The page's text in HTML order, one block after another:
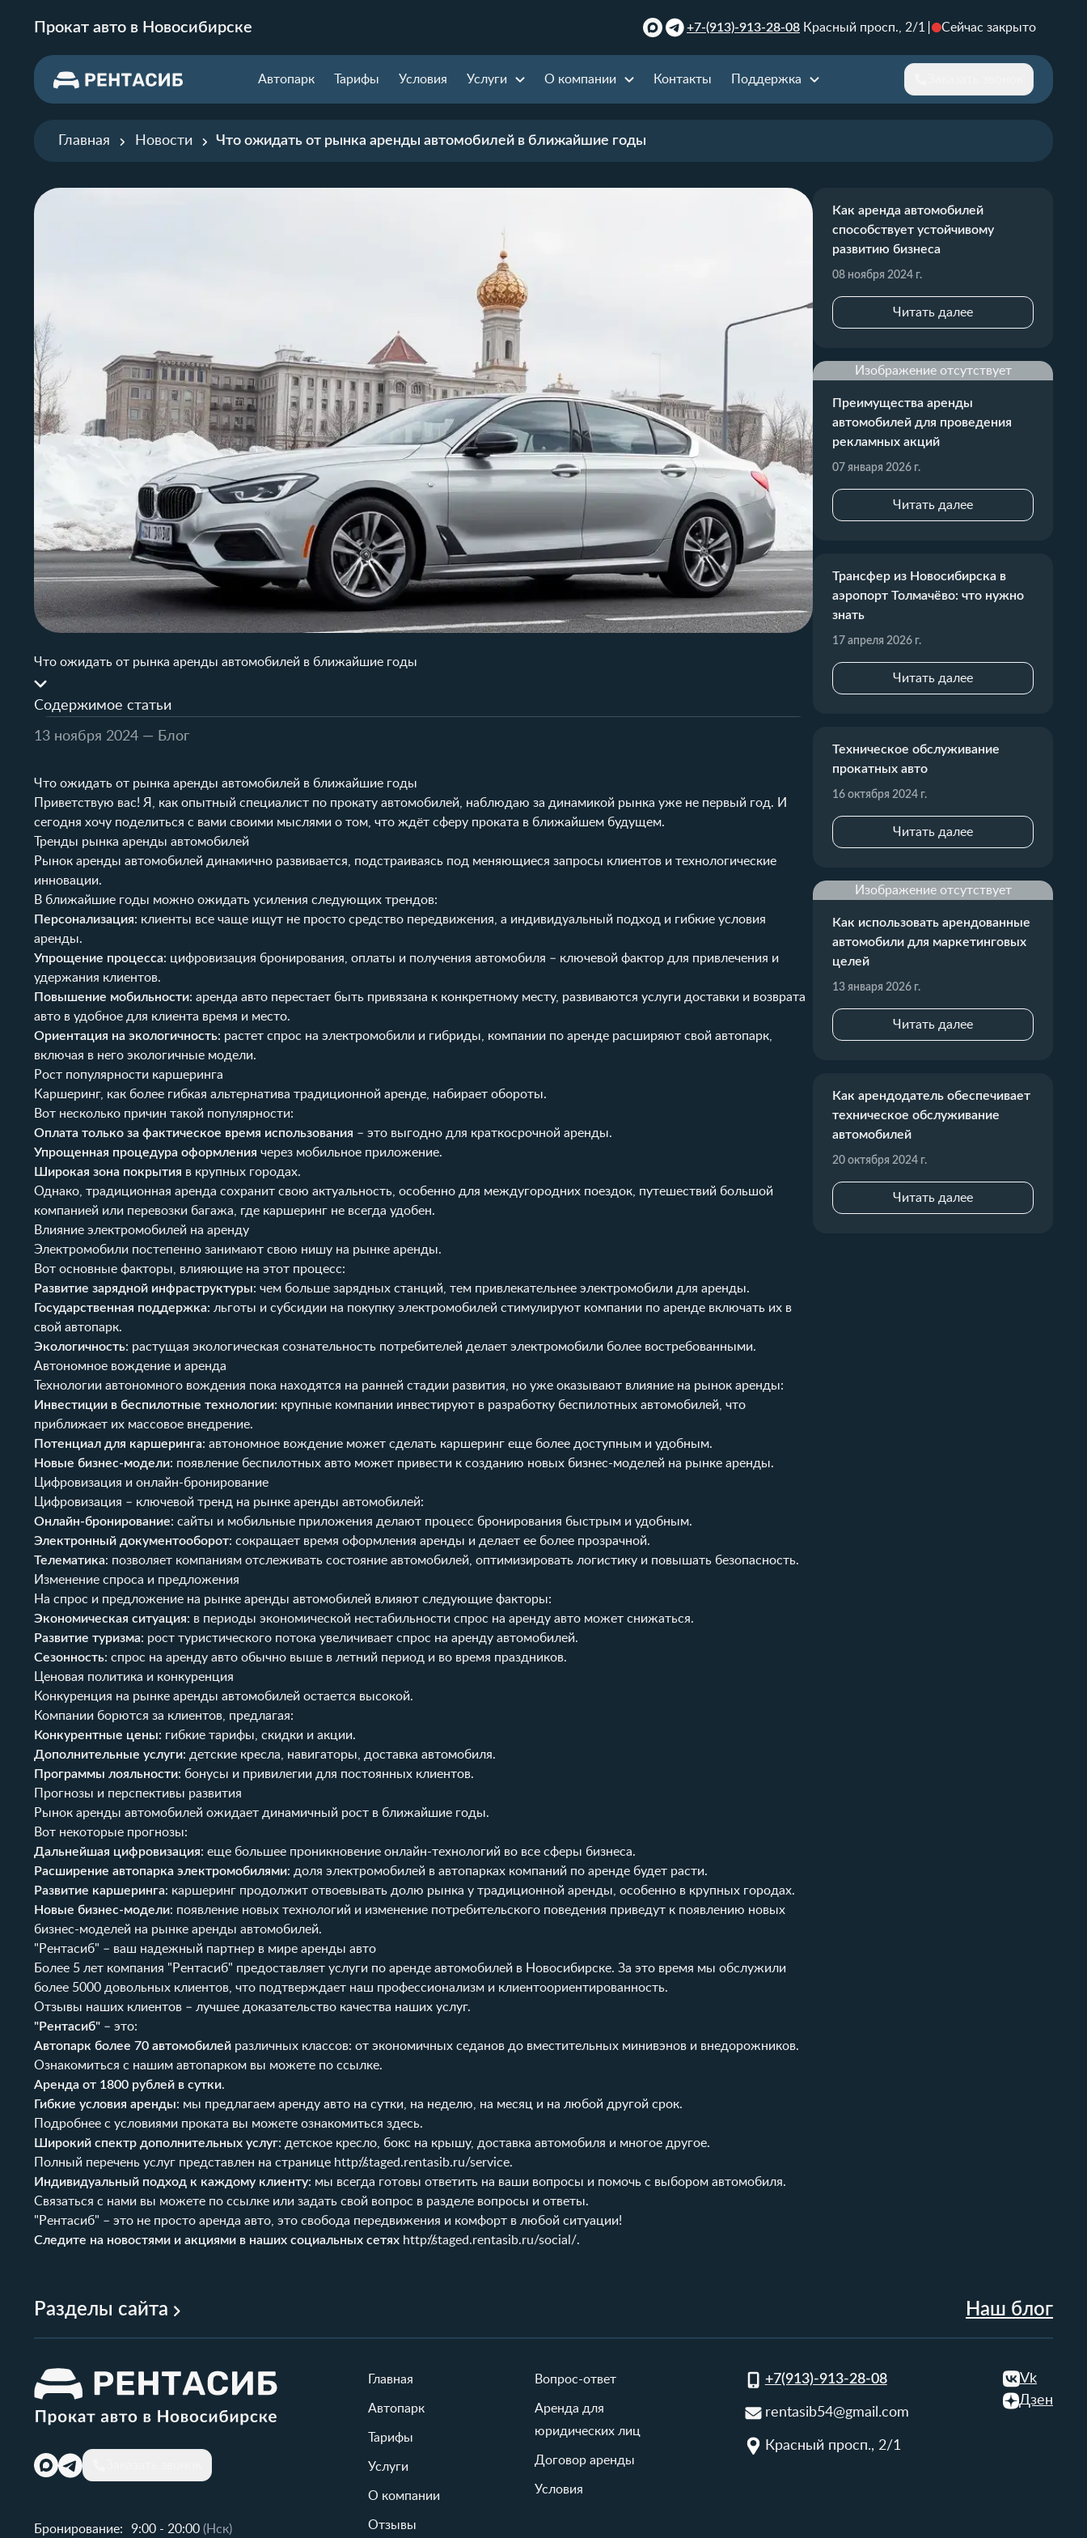
Прокат авто в Новосибирске +7-(913)-913-28-08 Красный просп., 2/1 Сейчас закрыто
Автопарк Тарифы Условия Услуги О компании Контакты Поддержка
Главная Новости Что ожидать от рынка аренды автомобилей в ближайшие годы
Что ожидать от рынка аренды автомобилей в ближайшие годы
Содержимое статьи
13 ноября 2024 — Блог
Что ожидать от рынка аренды автомобилей в ближайшие годы
Приветствую вас! Я, как опытный специалист по прокату автомобилей, наблюдаю за динамикой рынка уже не первый год. И
сегодня хочу поделиться с вами своими мыслями о том, что ждёт сферу проката в ближайшем будущем.
Тренды рынка аренды автомобилей
Рынок аренды автомобилей динамично развивается, подстраиваясь под меняющиеся запросы клиентов и технологические
инновации.
В ближайшие годы можно ожидать усиления следующих трендов:
Персонализация: клиенты все чаще ищут не просто средство передвижения, а индивидуальный подход и гибкие условия
аренды.
Упрощение процесса: цифровизация бронирования, оплаты и получения автомобиля – ключевой фактор для привлечения и
удержания клиентов.
Повышение мобильности: аренда авто перестает быть привязана к конкретному месту, развиваются услуги доставки и возврата
авто в удобное для клиента время и место.
Ориентация на экологичность: растет спрос на электромобили и гибриды, компании по аренде расширяют свой автопарк,
включая в него экологичные модели.
Рост популярности каршеринга
Каршеринг, как более гибкая альтернатива традиционной аренде, набирает обороты.
Вот несколько причин такой популярности:
Оплата только за фактическое время использования – это выгодно для краткосрочной аренды.
Упрощенная процедура оформления через мобильное приложение.
Широкая зона покрытия в крупных городах.
Однако, традиционная аренда сохранит свою актуальность, особенно для междугородних поездок, путешествий большой
компанией или перевозки багажа, где каршеринг не всегда удобен.
Влияние электромобилей на аренду
Электромобили постепенно занимают свою нишу на рынке аренды.
Вот основные факторы, влияющие на этот процесс:
Развитие зарядной инфраструктуры: чем больше зарядных станций, тем привлекательнее электромобили для аренды.
Государственная поддержка: льготы и субсидии на покупку электромобилей стимулируют компании по аренде включать их в
свой автопарк.
Экологичность: растущая экологическая сознательность потребителей делает электромобили более востребованными.
Автономное вождение и аренда
Технологии автономного вождения пока находятся на ранней стадии развития, но уже оказывают влияние на рынок аренды:
Инвестиции в беспилотные технологии: крупные компании инвестируют в разработку беспилотных автомобилей, что
приближает их массовое внедрение.
Потенциал для каршеринга: автономное вождение может сделать каршеринг еще более доступным и удобным.
Новые бизнес-модели: появление беспилотных авто может привести к созданию новых бизнес-моделей на рынке аренды.
Цифровизация и онлайн-бронирование
Цифровизация – ключевой тренд на рынке аренды автомобилей:
Онлайн-бронирование: сайты и мобильные приложения делают процесс бронирования быстрым и удобным.
Электронный документооборот: сокращает время оформления аренды и делает ее более прозрачной.
Телематика: позволяет компаниям отслеживать состояние автомобилей, оптимизировать логистику и повышать безопасность.
Изменение спроса и предложения
На спрос и предложение на рынке аренды автомобилей влияют следующие факторы:
Экономическая ситуация: в периоды экономической нестабильности спрос на аренду авто может снижаться.
Развитие туризма: рост туристического потока увеличивает спрос на аренду автомобилей.
Сезонность: спрос на аренду авто обычно выше в летний период и во время праздников.
Ценовая политика и конкуренция
Конкуренция на рынке аренды автомобилей остается высокой.
Компании борются за клиентов, предлагая:
Конкурентные цены: гибкие тарифы, скидки и акции.
Дополнительные услуги: детские кресла, навигаторы, доставка автомобиля.
Программы лояльности: бонусы и привилегии для постоянных клиентов.
Прогнозы и перспективы развития
Рынок аренды автомобилей ожидает динамичный рост в ближайшие годы.
Вот некоторые прогнозы:
Дальнейшая цифровизация: еще большее проникновение онлайн-технологий во все сферы бизнеса.
Расширение автопарка электромобилями: доля электромобилей в автопарках компаний по аренде будет расти.
Развитие каршеринга: каршеринг продолжит отвоевывать долю рынка у традиционной аренды, особенно в крупных городах.
Новые бизнес-модели: появление новых технологий и изменение потребительского поведения приведут к появлению новых
бизнес-моделей на рынке аренды автомобилей.
"Рентасиб" – ваш надежный партнер в мире аренды авто
Более 5 лет компания "Рентасиб" предоставляет услуги по аренде автомобилей в Новосибирске. За это время мы обслужили
более 5000 довольных клиентов, что подтверждает наш профессионализм и клиентоориентированность.
Отзывы наших клиентов – лучшее доказательство качества наших услуг.
"Рентасиб" – это:
Автопарк более 70 автомобилей различных классов: от экономичных седанов до вместительных минивэнов и внедорожников.
Ознакомиться с нашим автопарком вы можете по ссылке.
Аренда от 1800 рублей в сутки.
Гибкие условия аренды: мы предлагаем аренду авто на сутки, на неделю, на месяц и на любой другой срок.
Подробнее с условиями проката вы можете ознакомиться здесь.
Широкий спектр дополнительных услуг: детское кресло, бокс на крышу, доставка автомобиля и многое другое.
Полный перечень услуг представлен на странице http://staged.rentasib.ru/service.
Индивидуальный подход к каждому клиенту: мы всегда готовы ответить на ваши вопросы и помочь с выбором автомобиля.
Связаться с нами вы можете по ссылке или задать свой вопрос в разделе вопросы и ответы.
"Рентасиб" – это не просто аренда авто, это свобода передвижения и комфорт в любой ситуации!
Следите на новостями и акциями в наших социальных сетях http://staged.rentasib.ru/social/.
Как аренда автомобилей
способствует устойчивому
развитию бизнеса
08 ноября 2024 г.
Читать далее
Изображение отсутствует
Преимущества аренды
автомобилей для проведения
рекламных акций
07 января 2026 г.
Читать далее
Трансфер из Новосибирска в
аэропорт Толмачёво: что нужно
знать
17 апреля 2026 г.
Читать далее
Техническое обслуживание
прокатных авто
16 октября 2024 г.
Читать далее
Изображение отсутствует
Как использовать арендованные
автомобили для маркетинговых
целей
13 января 2026 г.
Читать далее
Как арендодатель обеспечивает
техническое обслуживание
автомобилей
20 октября 2024 г.
Читать далее
Разделы сайта Наш блог
Бронирование: 9:00 - 20:00 (Нск)
Главная
Автопарк
Тарифы
Услуги
О компании
Отзывы
Вопрос-ответ
Аренда для
юридических лиц
Договор аренды
Условия
+7(913)-913-28-08
rentasib54@gmail.com
Красный просп., 2/1
Vk
Дзен